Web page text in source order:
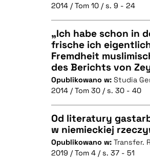
BIBTEX
2014 / Tom 10 / s. 9 - 24
CZYSTY TEKST
BIBTEX
„Ich habe schon in
frische ich
Fremdheit
des Berichts von
Opublikowano w: Studia
2014 / Tom 30 / s. 30 - 40
CZYSTY TEKST
Od literatury
w niemieckiej
Opublikowano w: Transfer.
2019 / Tom 4 / s. 37 - 51